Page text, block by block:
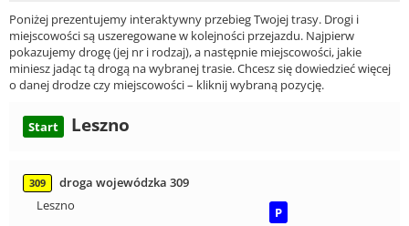
Poniżej prezentujemy interaktywny przebieg Twojej trasy. Drogi i
miejscowości są uszeregowane w kolejności przejazdu. Najpierw
pokazujemy drogę (jej nr i rodzaj), a następnie miejscowości, jakie
miniesz jadąc tą drogą na wybranej trasie. Chcesz się dowiedzieć więcej
o danej drodze czy miejscowości – kliknij wybraną pozycję.
Start Leszno
309
droga wojewódzka 309
Leszno
P